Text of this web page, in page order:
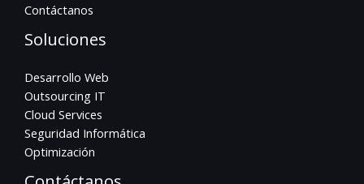
Contáctanos
Soluciones
Desarrollo Web
Outsourcing IT
Cloud Services
Seguridad Informática
Optimización